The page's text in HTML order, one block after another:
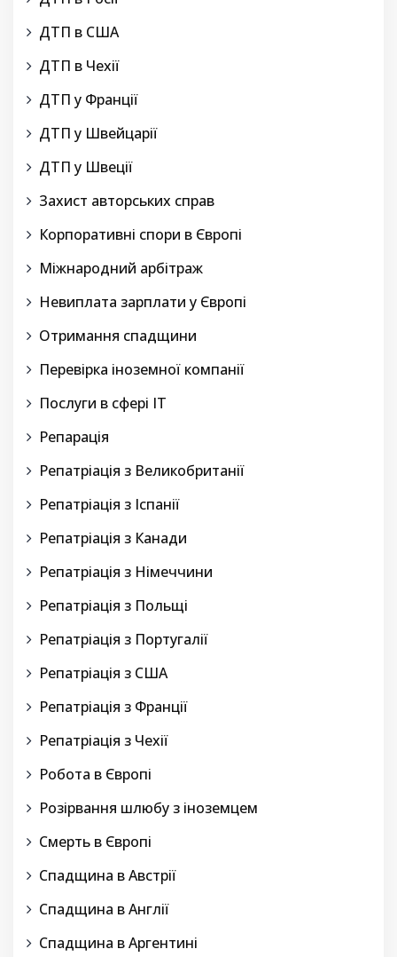
ДТП в США
ДТП в Чехії
ДТП у Франції
ДТП у Швейцарії
ДТП у Швеції
Захист авторських справ
Корпоративні спори в Європі
Міжнародний арбітраж
Невиплата зарплати у Європі
Отримання спадщини
Перевірка іноземної компанії
Послуги в сфері IT
Репарація
Репатріація з Великобританії
Репатріація з Іспанії
Репатріація з Канади
Репатріація з Німеччини
Репатріація з Польщі
Репатріація з Португалії
Репатріація з США
Репатріація з Франції
Репатріація з Чехії
Робота в Європі
Розірвання шлюбу з іноземцем
Смерть в Європі
Спадщина в Австрії
Спадщина в Англії
Спадщина в Аргентині